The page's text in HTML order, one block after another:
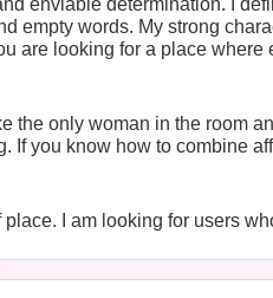
empty words. My strong
are looking for a place
the only woman in the room
If you know how to combine
I am looking for users